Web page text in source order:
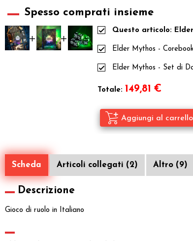
Spesso comprati insieme
Questo articolo:
Elder Mythos -
Elder Mythos - Set di
Totale: 149,81 €
Scheda Articoli collegati (2) Altro (9)
Descrizione
Gioco di ruolo in Italiano